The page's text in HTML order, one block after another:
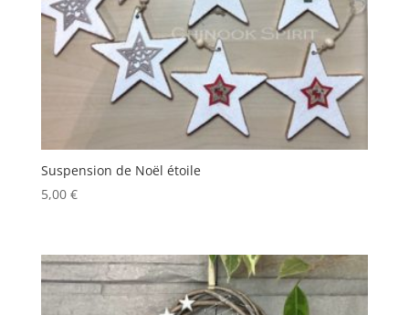
Suspension de Noël étoile
5,00 €